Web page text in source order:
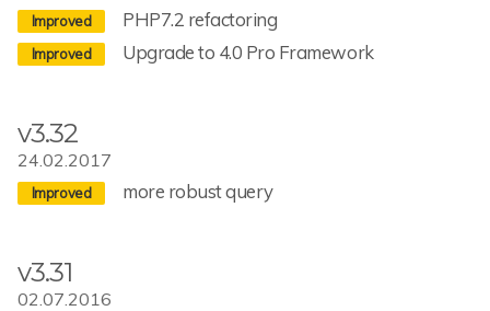
PHP7.2 refactoring
Upgrade to 4.0 Pro Framework
v3.32
24.02.2017
more robust query
v3.31
02.07.2016